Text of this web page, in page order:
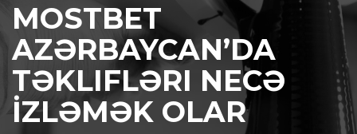
MOSTBET
AZƏRBAYCAN’DA
TƏKLIFLƏRI NECƏ
İZLƏMƏK OLAR